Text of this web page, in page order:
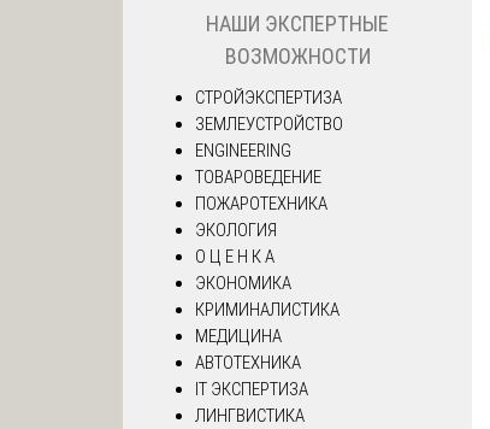
НАШИ ЭКСПЕРТНЫЕ
ВОЗМОЖНОСТИ
СТРОЙЭКСПЕРТИЗА
ЗЕМЛЕУСТРОЙСТВО
ENGINEERING
ТОВАРОВЕДЕНИЕ
ПОЖАРОТЕХНИКА
ЭКОЛОГИЯ
О Ц Е Н К А
ЭКОНОМИКА
КРИМИНАЛИСТИКА
МЕДИЦИНА
АВТОТЕХНИКА
IT ЭКСПЕРТИЗА
ЛИНГВИСТИКА